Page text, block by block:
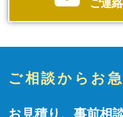
ご連
ご相談からお